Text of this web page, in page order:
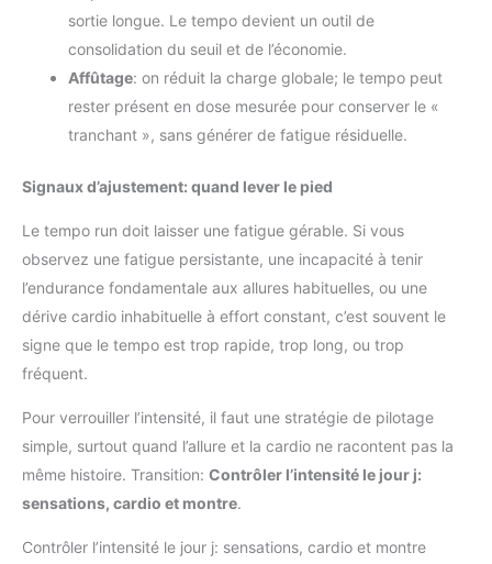
sortie longue. Le tempo devient un outil de
consolidation du seuil et de l’économie.
Affûtage: on réduit la charge globale; le tempo peut
rester présent en dose mesurée pour conserver le «
tranchant », sans générer de fatigue résiduelle.
Signaux d’ajustement: quand lever le pied
Le tempo run doit laisser une fatigue gérable. Si vous
observez une fatigue persistante, une incapacité à tenir
l’endurance fondamentale aux allures habituelles, ou une
dérive cardio inhabituelle à effort constant, c’est souvent le
signe que le tempo est trop rapide, trop long, ou trop
fréquent.
Pour verrouiller l’intensité, il faut une stratégie de pilotage
simple, surtout quand l’allure et la cardio ne racontent pas la
même histoire. Transition: Contrôler l’intensité le jour j:
sensations, cardio et montre.
Contrôler l’intensité le jour j: sensations, cardio et montre